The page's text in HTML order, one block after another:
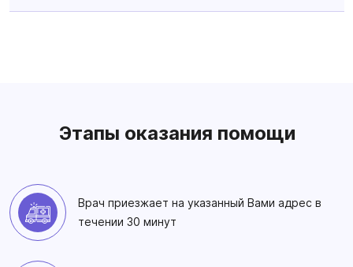
Этапы оказания помощи
Врач приезжает на указанный Вами адрес в
течении 30 минут